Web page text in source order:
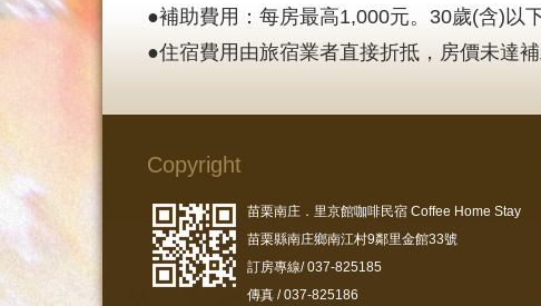
●補助費用：每房最高1,000元。30歲(含)以
●住宿費用由旅宿業者直接折抵，房價未達
Copyright
苗栗南庄．里京館咖啡民宿 Coffee Home Stay
苗栗縣南庄鄉南江村9鄰里金館33號
訂房專線/ 037-825185
傳真 / 037-825186